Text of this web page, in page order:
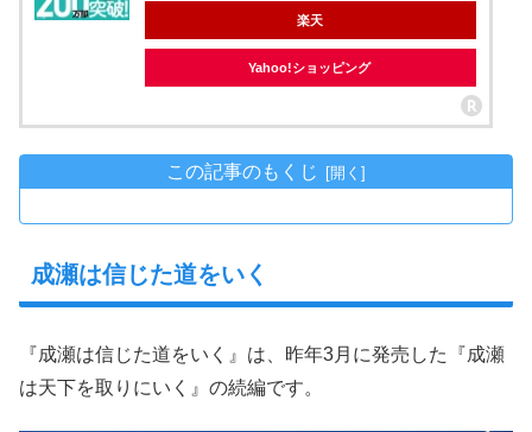
楽天
Yahoo!ショッピング
この記事のもくじ
成瀬は信じた道をいく
『成瀬は信じた道をいく』は、昨年3月に発売した『成瀬
は天下を取りにいく』の続編です。